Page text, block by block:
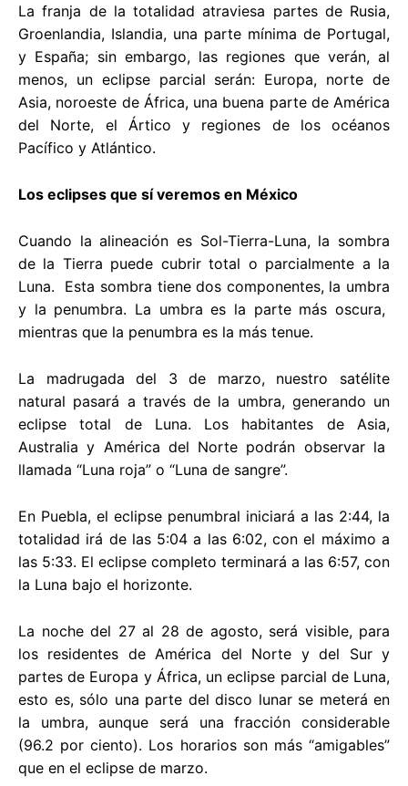
La franja de la totalidad atraviesa partes de Rusia,
Groenlandia, Islandia, una parte mínima de Portugal,
y España; sin embargo, las regiones que verán, al
menos, un eclipse parcial serán: Europa, norte de
Asia, noroeste de África, una buena parte de América
del Norte, el Ártico y regiones de los océanos
Pacífico y Atlántico.
Los eclipses que sí veremos en México
Cuando la alineación es Sol-Tierra-Luna, la sombra
de la Tierra puede cubrir total o parcialmente a la
Luna. Esta sombra tiene dos componentes, la umbra
y la penumbra. La umbra es la parte más oscura,
mientras que la penumbra es la más tenue.
La madrugada del 3 de marzo, nuestro satélite
natural pasará a través de la umbra, generando un
eclipse total de Luna. Los habitantes de Asia,
Australia y América del Norte podrán observar la
llamada “Luna roja” o “Luna de sangre”.
En Puebla, el eclipse penumbral iniciará a las 2:44, la
totalidad irá de las 5:04 a las 6:02, con el máximo a
las 5:33. El eclipse completo terminará a las 6:57, con
la Luna bajo el horizonte.
La noche del 27 al 28 de agosto, será visible, para
los residentes de América del Norte y del Sur y
partes de Europa y África, un eclipse parcial de Luna,
esto es, sólo una parte del disco lunar se meterá en
la umbra, aunque será una fracción considerable
(96.2 por ciento). Los horarios son más “amigables”
que en el eclipse de marzo.